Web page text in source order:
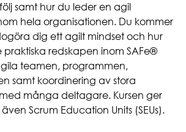
samt hur du leder en agil
hela organisationen. Du kommer
dig ett agilt mindset och hur
redskapen inom SAFe®
teamen, programmen,
samt koordinering av stora
många deltagare. Kursen ger
Scrum Education Units (SEUs).